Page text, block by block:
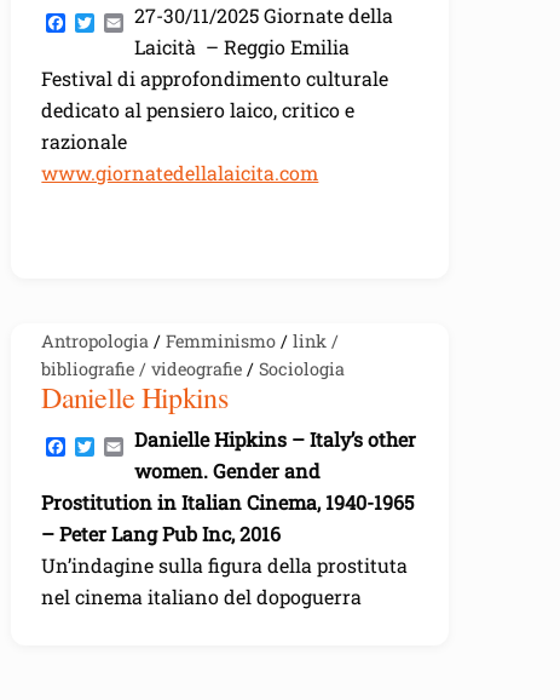
F
e
b
o
o
T
t
t
e
r
E
m
a
i
l
27-30/11/2025 Giornate della
Laicità – Reggio Emilia
Festival di approfondimento culturale
dedicato al pensiero laico, critico e
razionale
www.giornatedellalaicita.com
Antropologia / Femminismo / link /
bibliografie / videografie / Sociologia
Danielle Hipkins
F
e
b
o
o
k
T
t
t
e
r
E
m
i
l
Danielle Hipkins – Italy’s other
women. Gender and
Prostitution in Italian Cinema, 1940-1965
– Peter Lang Pub Inc, 2016
Un’indagine sulla figura della prostituta
nel cinema italiano del dopoguerra